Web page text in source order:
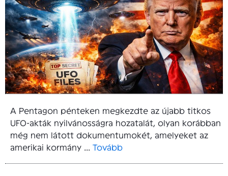
A Pentagon pénteken megkezdte az újabb titkos
UFO-akták nyilvánosságra hozatalát, olyan korábban
még nem látott dokumentumokét, amelyeket az
amerikai kormány ... Tovább